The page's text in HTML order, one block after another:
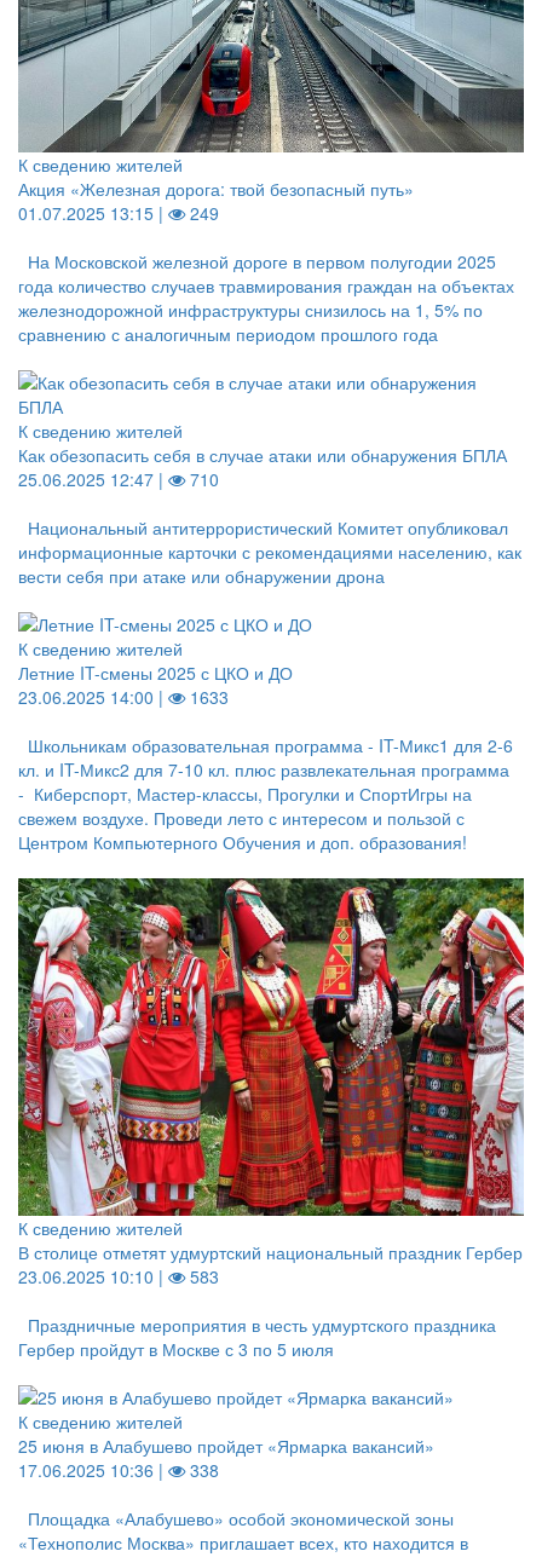
К сведению жителей
Акция «Железная дорога: твой безопасный путь»
01.07.2025 13:15 |
249
На Московской железной дороге в первом полугодии 2025
года количество случаев травмирования граждан на объектах
железнодорожной инфраструктуры снизилось на 1, 5% по
сравнению с аналогичным периодом прошлого года
К сведению жителей
Как обезопасить себя в случае атаки или обнаружения БПЛА
25.06.2025 12:47 |
710
Национальный антитеррористический Комитет опубликовал
информационные карточки с рекомендациями населению, как
вести себя при атаке или обнаружении дрона
К сведению жителей
Летние IT-смены 2025 с ЦКО и ДО
23.06.2025 14:00 |
1633
Школьникам образовательная программа - IT-Микс1 для 2-6
кл. и IT-Микс2 для 7-10 кл. плюс развлекательная программа
- Киберспорт, Мастер-классы, Прогулки и СпортИгры на
свежем воздухе. Проведи лето с интересом и пользой с
Центром Компьютерного Обучения и доп. образования!
К сведению жителей
В столице отметят удмуртский национальный праздник Гербер
23.06.2025 10:10 |
583
Праздничные мероприятия в честь удмуртского праздника
Гербер пройдут в Москве с 3 по 5 июля
К сведению жителей
25 июня в Алабушево пройдет «Ярмарка вакансий»
17.06.2025 10:36 |
338
Площадка «Алабушево» особой экономической зоны
«Технополис Москва» приглашает всех, кто находится в